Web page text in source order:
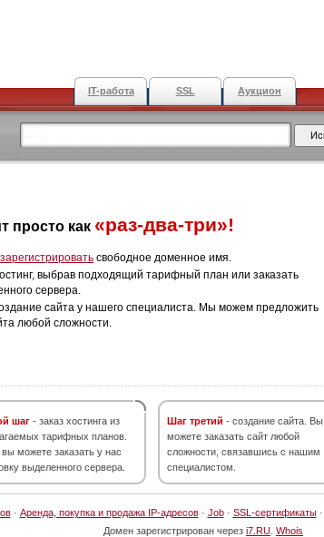
IT-работа SSL Аукцион
просто как «раз-два-три»!
зарегистрировать свободное доменное имя.
выбрав подходящий тарифный план или заказать
сервера.
сайта у нашего специалиста. Мы можем предложить
любой сложности.
шаг - заказ хостинга из
тарифных планов.
можете заказать у нас
выделенного сервера.
Шаг третий - создание сайта. Вы
можете заказать сайт любой
сложности, связавшись с нашим
специалистом.
· Аренда, покупка и продажа IP-адресов· Job· SSL-сертификаты·
Домен зарегистрирован через i7.RU Whois